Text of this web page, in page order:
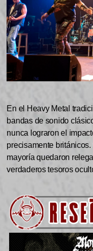
En el Heavy Metal
bandas de sonido
nunca lograron el
precisamente
mayoría quedaron
verdaderos tesoros